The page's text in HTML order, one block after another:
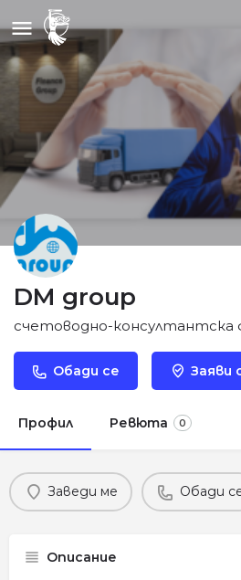
DM group
счетоводно-консултантска
Обади се Заяви
Профил Ревюта 0
Заведи ме Обади
Описание